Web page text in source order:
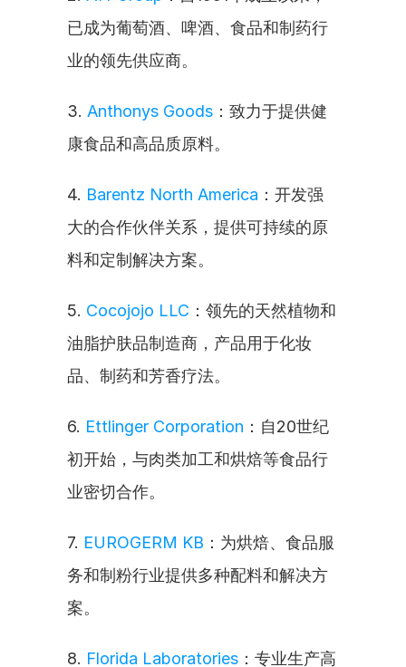
已成为葡萄酒、啤酒、食品和制药行
业的领先供应商。
3. Anthonys Goods ：致力于提供健
康食品和高品质原料。
4. Barentz North America ：开发强
大的合作伙伴关系，提供可持续的原
料和定制解决方案。
5. Cocojojo LLC ：领先的天然植物和
油脂护肤品制造商，产品用于化妆
品、制药和芳香疗法。
6. Ettlinger Corporation ：自20世纪
初开始，与肉类加工和烘焙等食品行
业密切合作。
7. EUROGERM KB ：为烘焙、食品服
务和制粉行业提供多种配料和解决方
案。
8. Florida Laboratories ：专业生产高